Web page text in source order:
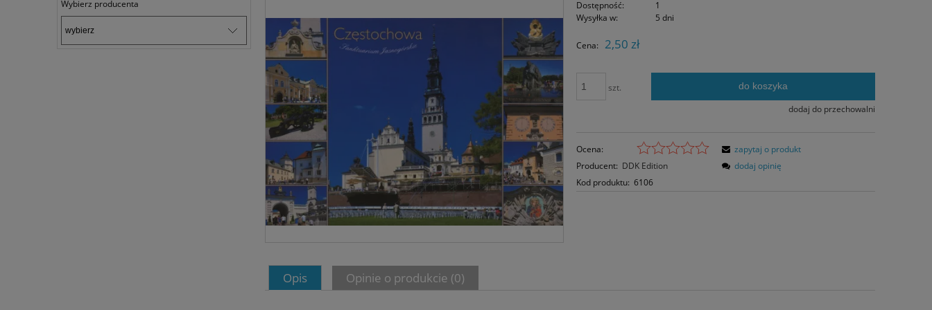
Wybierz producenta Dostępność:
1
Wysyłka w:
5 dni
Cena: 2,50 zł
szt. do koszyka
dodaj do przechowalni
Ocena:
Producent: DDK Edition
Kod produktu: 6106
zapytaj o produkt
dodaj opinię
Opis Opinie o produkcie (0)